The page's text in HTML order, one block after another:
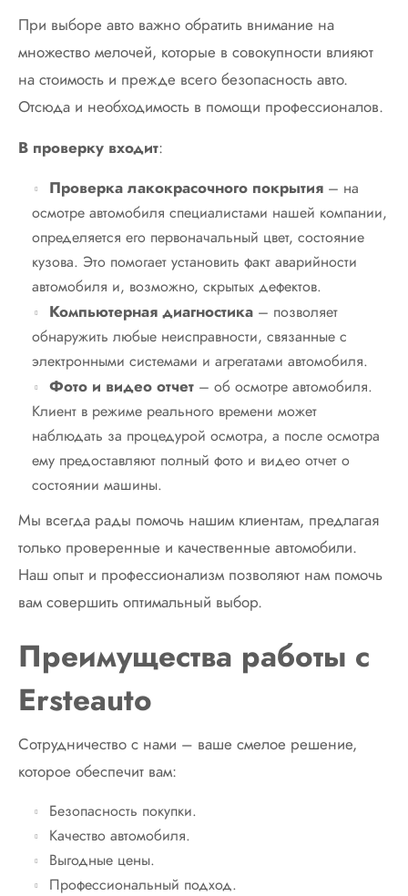
При выборе авто важно обратить внимание на
множество мелочей, которые в совокупности влияют
на стоимость и прежде всего безопасность авто.
Отсюда и необходимость в помощи профессионалов.
В проверку входит:
Проверка лакокрасочного покрытия – на
осмотре автомобиля специалистами нашей компании,
определяется его первоначальный цвет, состояние
кузова. Это помогает установить факт аварийности
автомобиля и, возможно, скрытых дефектов.
Компьютерная диагностика – позволяет
обнаружить любые неисправности, связанные с
электронными системами и агрегатами автомобиля.
Фото и видео отчет – об осмотре автомобиля.
Клиент в режиме реального времени может
наблюдать за процедурой осмотра, а после осмотра
ему предоставляют полный фото и видео отчет о
состоянии машины.
Мы всегда рады помочь нашим клиентам, предлагая
только проверенные и качественные автомобили.
Наш опыт и профессионализм позволяют нам помочь
вам совершить оптимальный выбор.
Преимущества работы с
Ersteauto
Сотрудничество с нами – ваше смелое решение,
которое обеспечит вам:
Безопасность покупки.
Качество автомобиля.
Выгодные цены.
Профессиональный подход.